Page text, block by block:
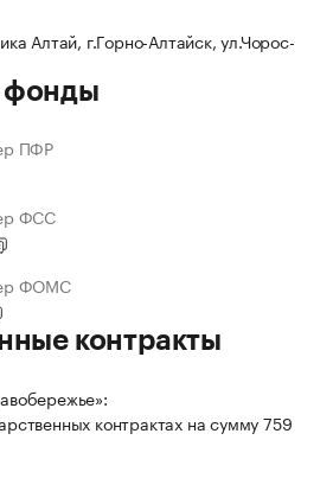
Алтай, г.Горно-Алтайск, ул.Чорос-
фонды
ПФР
ФСС
ФОМС
контракты
контрактах на сумму 759